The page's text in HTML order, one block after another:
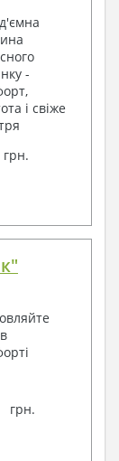
-
і свіже
грн.
грн.